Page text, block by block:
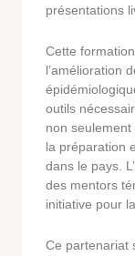
présentations
Cette
l’amélioration
outils
non
la préparation
dans le pays.
des mentors
initiative pour
Ce partenariat